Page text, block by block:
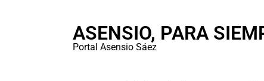
ASENSIO, PARA
Portal Asensio Sáez